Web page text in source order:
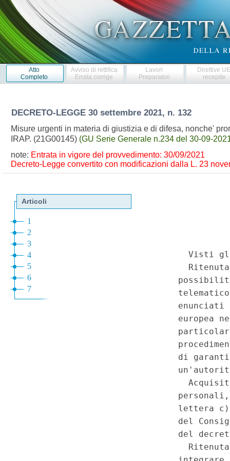
Atto
Completo
Avviso di rettifica
Errata corrige
Lavori
Preparatori
Direttive
recepite
DECRETO-LEGGE 30 settembre 2021, n. 132
Misure urgenti in materia di giustizia e di difesa, nonche'
IRAP. (21G00145) (GU Serie Generale n.234 del 30-09-
note: Entrata in vigore del provvedimento: 30/09/2021
Decreto-Legge convertito con modificazioni dalla L. 23